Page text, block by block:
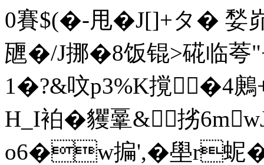
0賽$(�-甩�J[]+タ�
甅�/J挪�8饭锟>硴临
1�?&呅p3%K撹�4
H_I袙�貜鞷&挘
o6�w揙',�壆r蚭